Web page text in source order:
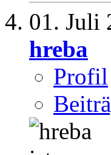
01. Juli
hreba
Profil